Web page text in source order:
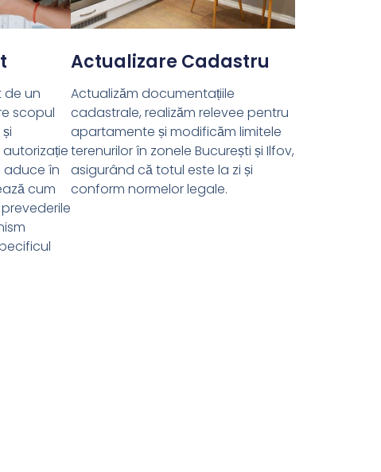
de un
scopul
aduce în
cum
Actualizare Cadastru
Actualizăm documentațiile
cadastrale, realizăm relevee pentru
apartamente și modificăm limitele
terenurilor în zonele București și Ilfov,
asigurând că totul este la zi și
conform normelor legale.